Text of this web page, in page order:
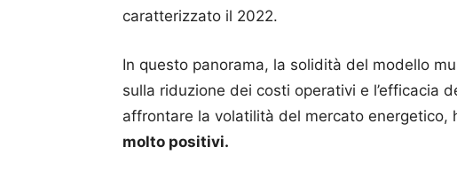
caratterizzato il 2022.
In questo panorama, la solidità del modello
sulla riduzione dei costi operativi e l’efficacia
affrontare la volatilità del mercato energetico,
molto positivi.